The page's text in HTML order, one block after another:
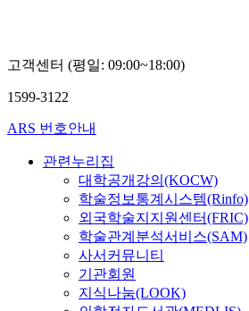
고객센터 (평일: 09:00~18:00)
1599-3122
ARS 번호안내
관련누리집
대학공개강의(KOCW)
학술정보통계시스템(Rinfo)
외국학술지지원센터(FRIC)
학술관계분석서비스(SAM)
사서커뮤니티
기관회원
지식나눔(LOOK)